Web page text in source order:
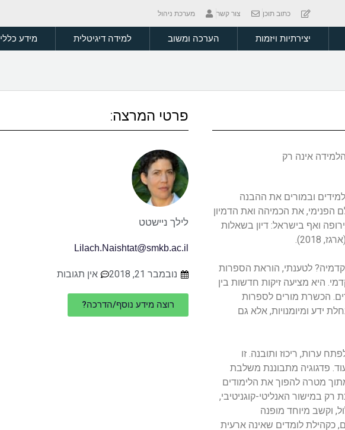
כתוב תוכן צור קשר מערכת ניהול
יצירתיות ויזמות הערכה ומשוב למידה דיגיטלית מידע כללי
אינה רק
ובמורים את ההבנה
את הכמיהה ואת הדמיון
ואף בישראל: דיון בשאלות
לטענתי, הוראת הספרות
היא מציעה זיקות חדשות בין
הכשרת מורים לספרות
ידע ומיומנויות, אלא גם
ערות, ריכוז ותובנה. זו
פדגוגיה מתבוננת משלבת
מטרה להפוך את הלימודים
רק במישור האנליטי-קוגניטיבי,
וקשב מיוחד מופנה
כקהילת לומדים שאינה ארעית
פרטי המרצה:
לילך ניישטט
Lilach.Naishtat@smkb.ac.il
נובמבר 21, 2018 אין תגובות
רוצה מידע נוסף/הדרכה?